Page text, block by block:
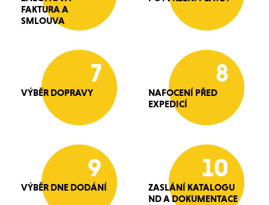
FAKTURA A
SMLOUVA
7
VÝBĚR DOPRAVY
8
NAFOCENÍ PŘED
EXPEDICÍ
9
VÝBĚR DNE DODÁNÍ
10
ZASLÁNÍ KATALOGU
ND A DOKUMENTACE